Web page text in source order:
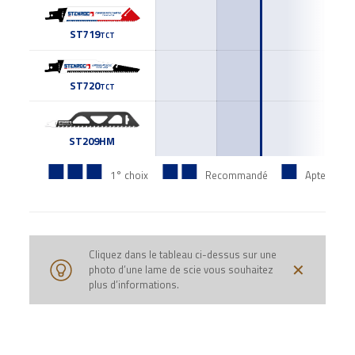
ST719tct
ST720tct
ST209HM
■■■ 1° choix ■■ Recommandé ■ Apte
Cliquez dans le tableau ci-dessus sur une
photo d’une lame de scie vous souhaitez
plus d’informations.
✕